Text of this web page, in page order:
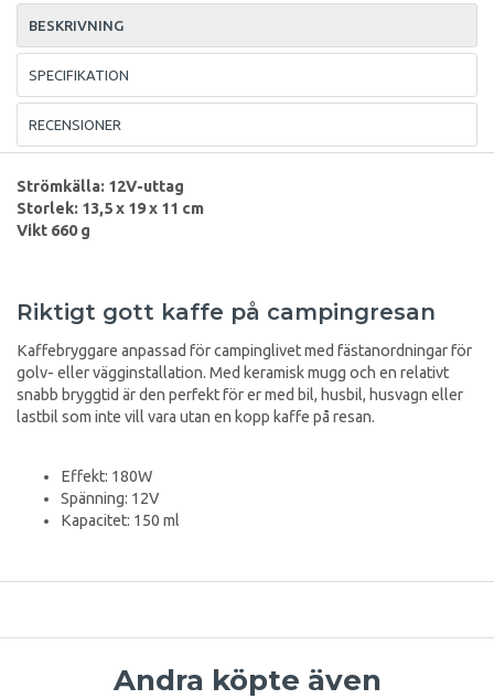
BESKRIVNING
SPECIFIKATION
RECENSIONER
Strömkälla: 12V-uttag
Storlek: 13,5 x 19 x 11 cm
Vikt 660 g
Riktigt gott kaffe på campingresan
Kaffebryggare anpassad för campinglivet med fästanordningar för
golv- eller vägginstallation. Med keramisk mugg och en relativt
snabb bryggtid är den perfekt för er med bil, husbil, husvagn eller
lastbil som inte vill vara utan en kopp kaffe på resan.
Effekt: 180W
Spänning: 12V
Kapacitet: 150 ml
Andra köpte även